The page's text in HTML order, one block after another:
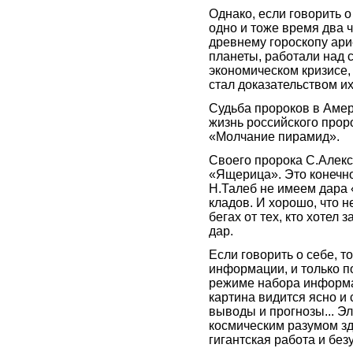
Однако, если говорить
одно и тоже время два
древнему гороскопу
планеты, работали над
экономическом
стал доказательством
Судьба пророков в
жизнь российского
«Молчание пирамид».
Своего пророка
«Ящерица». Это
Н.Талеб не имеем дара
кладов. И хорошо, что
бегах от тех, кто хотел
дар.
Если говорить о себе,
информации, и только
режиме набора
картина видится ясно
выводы и прогнозы...
космическим разумом
гигантская работа и